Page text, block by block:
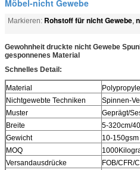
Möbel-nicht Gewebe
Markieren: Rohstoff für nicht Gewebe,
Gewohnheit druckte nicht Gewebe
gesponnenes Material
Schnelles Detail:
Material
Nichtgewebte Techniken
Spinnen-
Muster
Geprägt/
Breite
5-320cm/
Gewicht
10-150gsm
MOQ
Versandausdrücke
FOB/CFR/